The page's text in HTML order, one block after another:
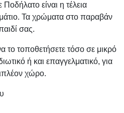
είναι η τέλεια
Τα χρώματα στο παραβάν
σας.
το τοποθετήσετε τόσο σε μικρό
ή και επαγγελματικό, για
χώρο.